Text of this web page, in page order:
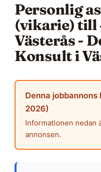
Personlig
(vikarie) till
Västerås -
Konsult i
Denna
2026)
Informationen nedan
annonsen.